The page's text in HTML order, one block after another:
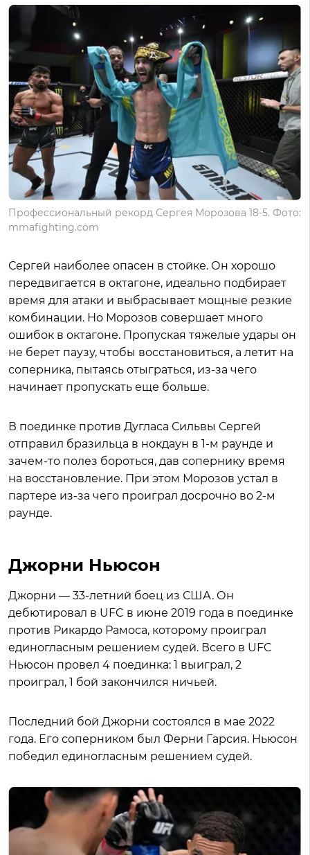
Профессиональный рекорд Сергея Морозова 18-5. Фото:
mmafighting.com
Сергей наиболее опасен в стойке. Он хорошо
передвигается в октагоне, идеально подбирает
время для атаки и выбрасывает мощные резкие
комбинации. Но Морозов совершает много
ошибок в октагоне. Пропуская тяжелые удары он
не берет паузу, чтобы восстановиться, а летит на
соперника, пытаясь отыграться, из-за чего
начинает пропускать еще больше.
В поединке против Дугласа Сильвы Сергей
отправил бразильца в нокдаун в 1-м раунде и
зачем-то полез бороться, дав сопернику время
на восстановление. При этом Морозов устал в
партере из-за чего проиграл досрочно во 2-м
раунде.
Джорни Ньюсон
Джорни — 33-летний боец из США. Он
дебютировал в UFC в июне 2019 года в поединке
против Рикардо Рамоса, которому проиграл
единогласным решением судей. Всего в UFC
Ньюсон провел 4 поединка: 1 выиграл, 2
проиграл, 1 бой закончился ничьей.
Последний бой Джорни состоялся в мае 2022
года. Его соперником был Ферни Гарсия. Ньюсон
победил единогласным решением судей.